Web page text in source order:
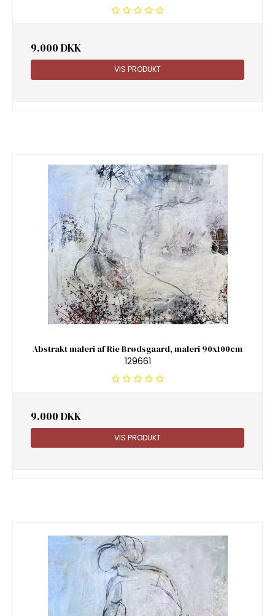
9.000 DKK
VIS PRODUKT
Abstrakt maleri af Rie Brødsgaard, maleri 90x100cm
129661
9.000 DKK
VIS PRODUKT